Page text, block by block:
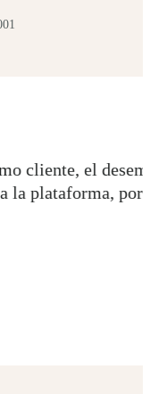
cliente, el
la plataforma,